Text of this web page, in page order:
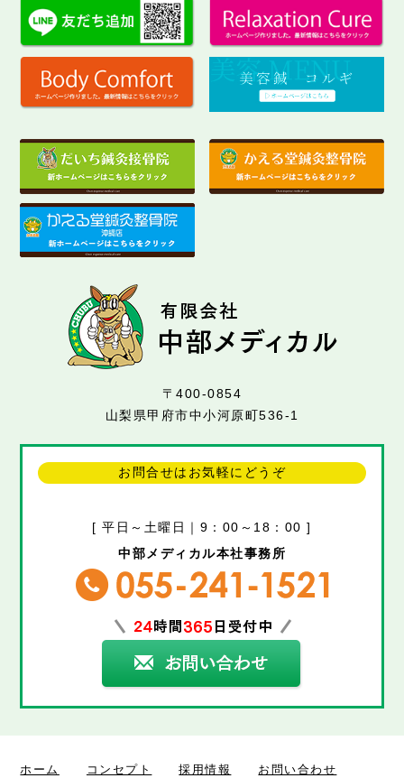
〒400-0854
山梨県甲府市中小河原町536-1
お問合せはお気軽にどうぞ
[ 平日～土曜日｜9：00～18：00 ]
中部メディカル本社事務所
ホーム コンセプト 採用情報 お問い合わせ